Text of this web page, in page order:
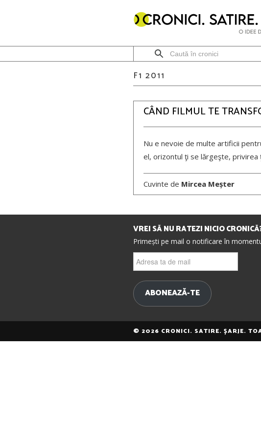
F1 2011
CÂND FILMUL TE
Nu e nevoie de multe artificii
el, orizontul ţi se lărgeşte, privirea
Cuvinte de Mircea Meșter
VREI SĂ NU RATEZI NICIO
Primești pe mail o notificare în
ta
mail
ABONEAZĂ-TE
© 2026 CRONICI. SATIRE. ȘARJE.